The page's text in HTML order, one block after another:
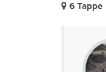
6 Tappe